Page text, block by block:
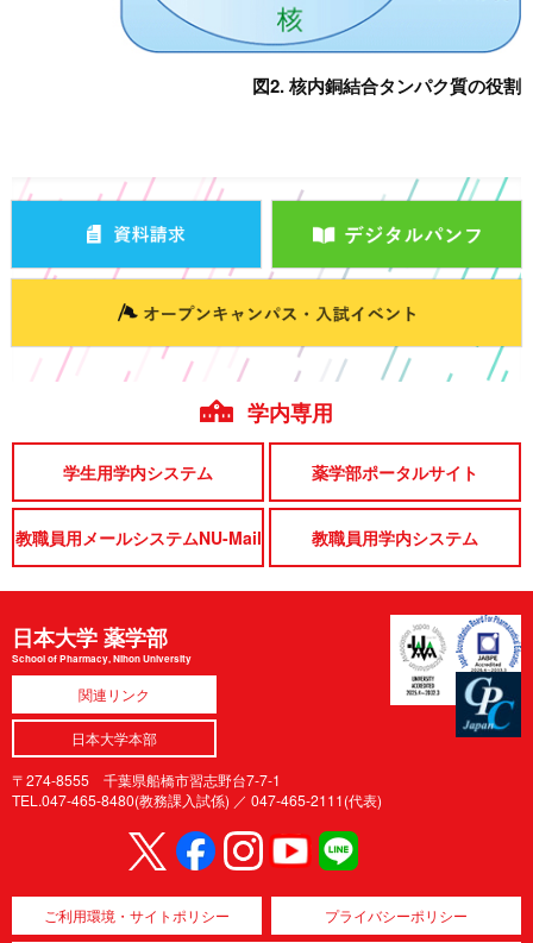
図2. 核内銅結合タンパク質の役割
学内専用
学生用学内システム 薬学部ポータルサイト
教職員用メールシステムNU-Mail 教職員用学内システム
日本大学 薬学部
School of Pharmacy, Nihon University
関連リンク
日本大学本部
〒274-8555 千葉県船橋市習志野台7-7-1
TEL.047-465-8480(教務課入試係) ／ 047-465-2111(代表)
ご利用環境・サイトポリシー プライバシーポリシー